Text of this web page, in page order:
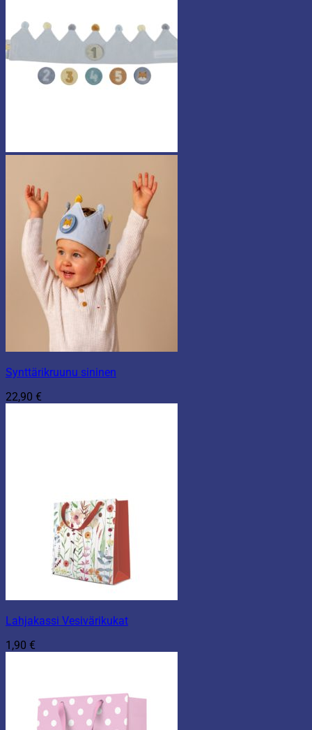
Synttärikruunu sininen
22,90 €
Lahjakassi Vesivärikukat
1,90 €